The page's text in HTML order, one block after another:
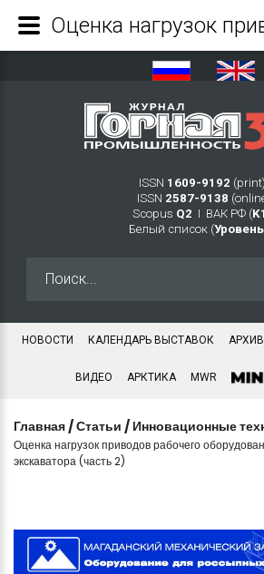
ISSN 1609-9192 (print)
ISSN 2587-9138
Scopus Q2 Ι ВАК РФ (K1
Белый список (Уровень
НОВОСТИ КАЛЕНДАРЬ ВЫСТАВОК
ВИДЕО АРКТИКА MWR
Главная /Статьи / Инновационные
Оценка нагрузок приводов рабочего
экскаватора (часть 2)